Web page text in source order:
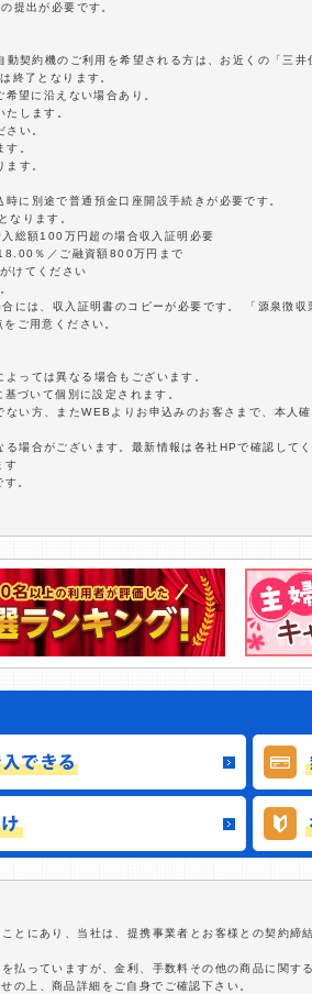
提出が必要です。
契約機のご利用を希望される方は、お近くの「三井
終了となります。
望に沿えない場合あり。
します。
い。
。
す。
に別途で普通預金口座開設手続きが必要です。
なります。
総額100万円超の場合収入証明必要
％／ご融資額800万円まで
けてください
は、収入証明書のコピーが必要です。 「源泉徴
ご用意ください。
っては異なる場合もございます。
づいて個別に設定されます。
い方、またWEBよりお申込みのお客さまで、本人
場合がございます。最新情報は各社HPで確認してく
す
。
とにあり、当社は、提携事業者とお客様との契約締
っていますが、金利、手数料その他の商品に関す
の上、商品詳細をご自身でご確認下さい。